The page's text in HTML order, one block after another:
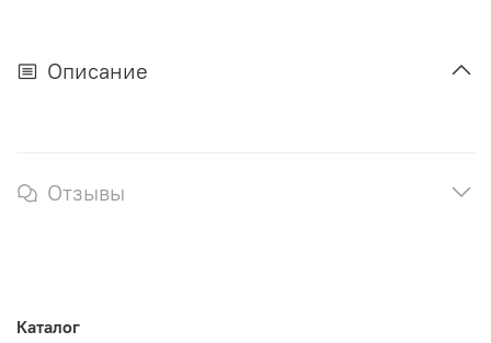
Описание
Отзывы
Каталог